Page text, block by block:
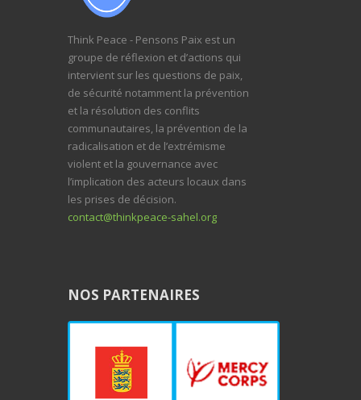
Think Peace - Pensons Paix est un
groupe de réflexion et d’actions qui
intervient sur les questions de paix,
de sécurité notamment la prévention
et la résolution des conflits
communautaires, la prévention de la
radicalisation et de l’extrémisme
violent et la gouvernance avec
l’implication des acteurs locaux dans
les prises de décision.
contact@thinkpeace-sahel.org
NOS PARTENAIRES